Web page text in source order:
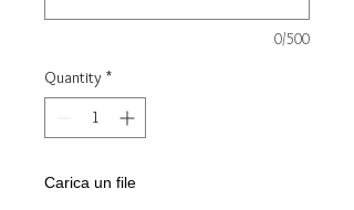
0/500
Quantity *
Carica un file